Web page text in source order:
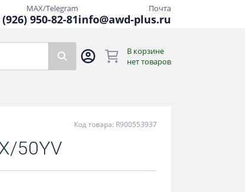
950-82-81
MAX/Telegram
info@awd-plus.ru
Почта
В корзине
нет товаров
Код товара: R900553937
50YV